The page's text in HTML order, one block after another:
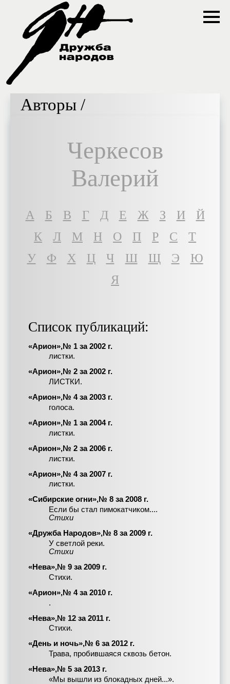
Авторы /
Черкесов
Валерий
A Б В Г Д Е Ж З И
Й
К
Л М Н О П Р С
Т
У
Ф Х Ц Ч Ш Щ Э
Ю
Я
Список публикаций:
«Арион»,№ 1 за 2002 г.
листки.
«Арион»,№ 2 за 2002 г.
ЛИСТКИ.
«Арион»,№ 4 за 2003 г.
голоса.
«Арион»,№ 1 за 2004 г.
листки.
«Арион»,№ 2 за 2006 г.
листки.
«Арион»,№ 4 за 2007 г.
листки.
«Сибирские огни»,№ 8 за 2008 г.
Если бы стал пимокатчиком....
Стихи
«Дружба Народов»,№ 8 за 2009 г.
У светлой реки.
Стихи
«Нева»,№ 9 за 2009 г.
Стихи.
«Арион»,№ 4 за 2010 г.
.
«Нева»,№ 12 за 2011 г.
Стихи.
«День и ночь»,№ 6 за 2012 г.
Трава, пробившаяся сквозь бетон.
«Нева»,№ 5 за 2013 г.
«Мы вышли из блокадных дней...».